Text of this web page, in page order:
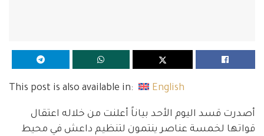
This post is also available in: English
أصدرت قسد اليوم الأحد بياناً أعلنت من خلاله اعتقال
قواتها لخمسة عناصر ينتمون لتنظيم داعش في محيط